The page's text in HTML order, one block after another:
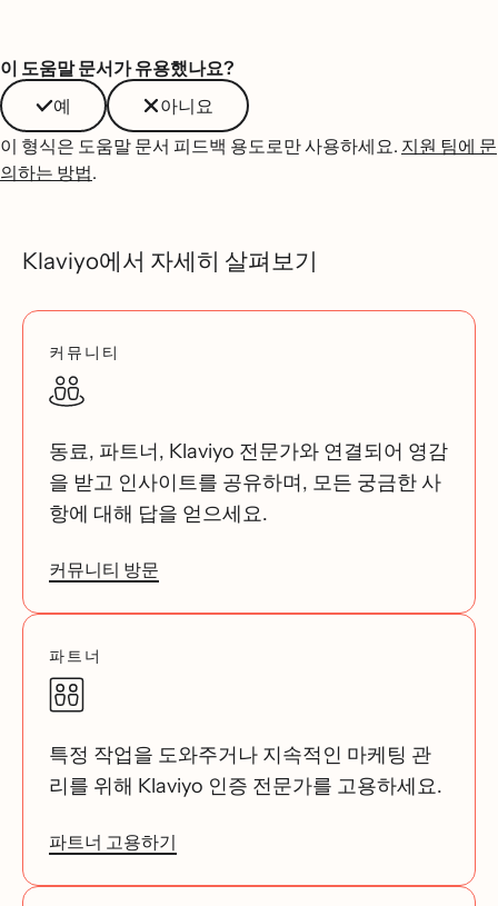
이 도움말 문서가 유용했나요?
예
아니요
이 형식은 도움말 문서 피드백 용도로만 사용하세요. 지원 팀에 문
의하는 방법.
Klaviyo에서 자세히 살펴보기
커뮤니티
동료, 파트너, Klaviyo 전문가와 연결되어 영감
을 받고 인사이트를 공유하며, 모든 궁금한 사
항에 대해 답을 얻으세요.
커뮤니티 방문
파트너
특정 작업을 도와주거나 지속적인 마케팅 관
리를 위해 Klaviyo 인증 전문가를 고용하세요.
파트너 고용하기